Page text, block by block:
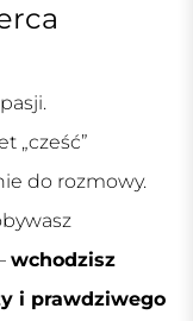
„cześć”
do rozmowy.
wchodzisz
i prawdziwego